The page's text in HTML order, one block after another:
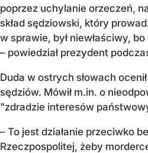
poprzez uchylanie orzeczeń,
skład sędziowski, który
w sprawie, był niewłaściwy, bo
– powiedział prezydent
Duda w ostrych słowach
sędziów. Mówił m.in. o
"zdradzie interesów
– To jest działanie przeciwko
Rzeczpospolitej, żeby